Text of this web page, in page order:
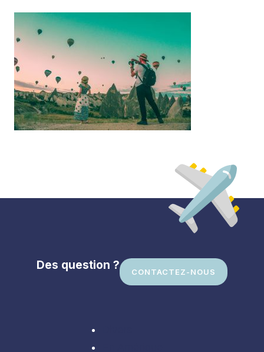
Des question ? CONTACTEZ-NOUS